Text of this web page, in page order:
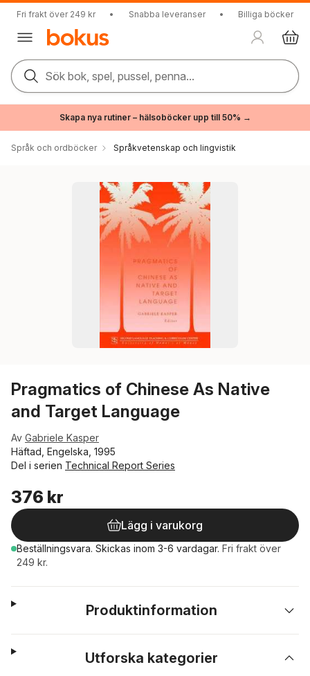
Fri frakt över 249 kr • Snabba leveranser • Billiga böcker
Sök bok, spel, pussel, penna...
Skapa nya rutiner – hälsoböcker upp till 50% →
Språk och ordböcker Språkvetenskap och lingvistik
Pragmatics of Chinese As Native
and Target Language
Av Gabriele Kasper
Häftad, Engelska, 1995
Del i serien Technical Report Series
376 kr
Lägg i varukorg
Beställningsvara. Skickas inom 3-6 vardagar. Fri frakt över
249 kr.
Produktinformation
Utforska kategorier